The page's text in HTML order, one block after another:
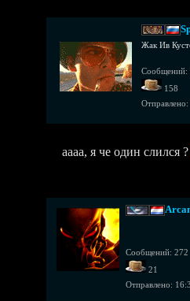
Жак Ив
Сообщений:
158
Отправлено:
аааа, я че один слился ?
Сообщений: 272
21
Отправлено: